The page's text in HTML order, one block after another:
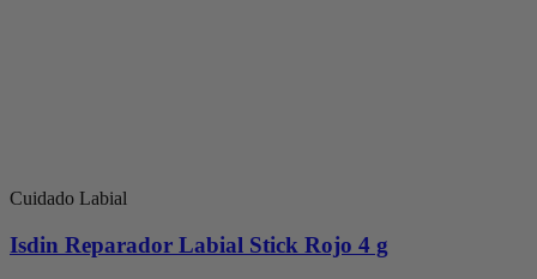
Cuidado Labial
Isdin Reparador Labial Stick Rojo 4 g